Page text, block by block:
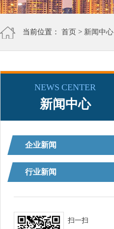
当前位置： 首页 > 新闻中心
NEWS CENTER
新闻中心
企业新闻
行业新闻
扫一扫